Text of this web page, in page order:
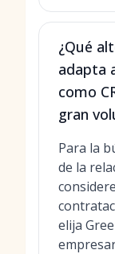
¿Qué
adapta
como
gran
Para la
de la
elija